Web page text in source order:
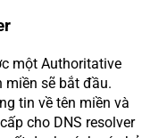
một Authoritative
miền sẽ bắt đầu.
tin về tên miền và
cho DNS resolver